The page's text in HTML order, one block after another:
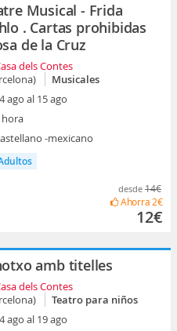
Musical - Frida
. Cartas prohibidas
de la Cruz
dels Contes
Musicales
ago al 15 ago
hora
-mexicano
desde 14€
Ahorra 2€
12€
amb titelles
dels Contes
Teatro para niños
ago al 19 ago